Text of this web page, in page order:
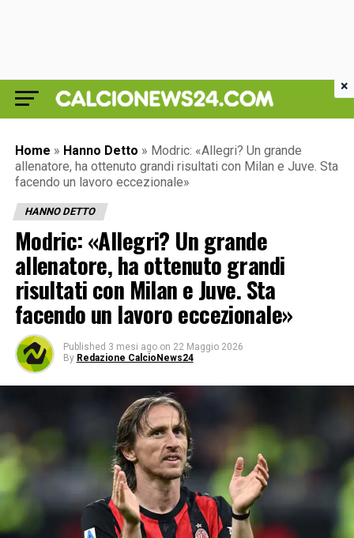
Home » Hanno Detto » Modric: «Allegri? Un grande
allenatore, ha ottenuto grandi risultati con Milan e Juve. Sta
facendo un lavoro eccezionale»
HANNO DETTO
Modric: «Allegri? Un grande
allenatore, ha ottenuto grandi
risultati con Milan e Juve. Sta
facendo un lavoro eccezionale»
Published 3 mesi ago on 22 Maggio 2026
By Redazione CalcioNews24
×